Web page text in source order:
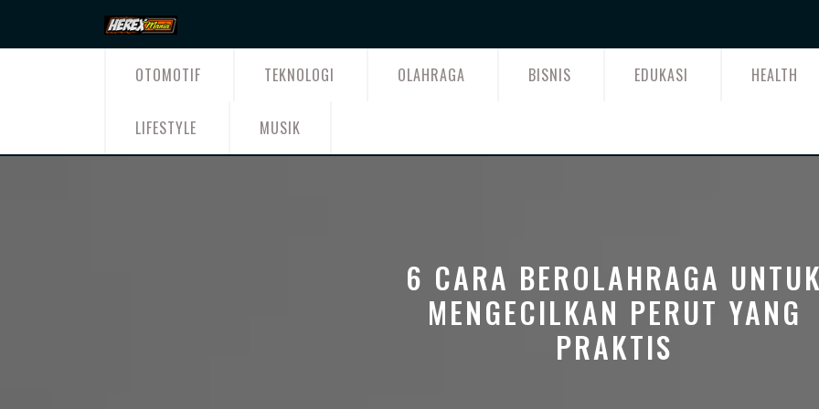
content
OTOMOTIF TEKNOLOGI OLAHRAGA BISNIS EDUKASI HEALTH
LIFESTYLE MUSIK
6 CARA BEROLAHRAGA
MENGECILKAN PERUT YANG
PRAKTIS